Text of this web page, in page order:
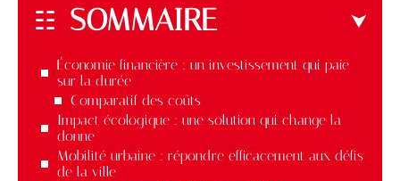
SOMMAIRE
Économie financière : un investissement qui paie
sur la durée
Comparatif des coûts
Impact écologique : une solution qui change la
donne
Mobilité urbaine : répondre efficacement aux défis
de la ville